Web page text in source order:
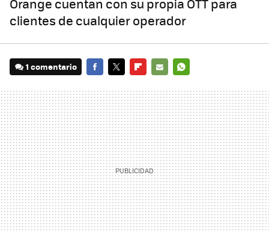
Orange cuentan con su propia OTT para
clientes de cualquier operador
1 comentario
MAIL